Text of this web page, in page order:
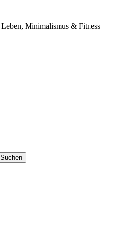
Leben, Minimalismus & Fitness